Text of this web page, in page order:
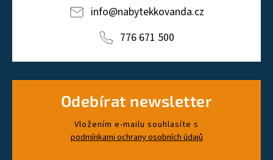
info@nabytekkovanda.cz
776 671 500
Odebírat newsletter
Vložením e-mailu souhlasíte s
podmínkami ochrany osobních údajů